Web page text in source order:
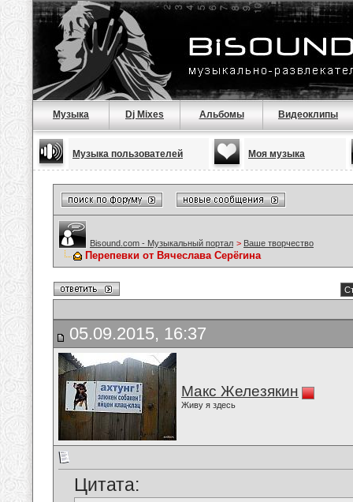
Музыка Dj Mixes Альбомы Видеоклипы
Музыка пользователей Моя музыка
Bisound.com - Музыкальный портал > Ваше творчество
Перепевки от Вячеслава Серёгина
05.09.2015, 16:37
Макс Железякин
Живу я здесь
Цитата: